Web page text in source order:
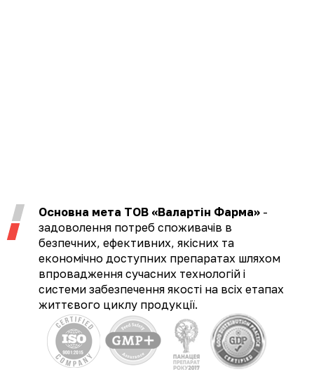
Основна мета ТОВ «Валартін Фарма» -
задоволення потреб споживачів в
безпечних, ефективних, якісних та
економічно доступних препаратах шляхом
впровадження сучасних технологій і
системи забезпечення якості на всіх етапах
життєвого циклу продукції.